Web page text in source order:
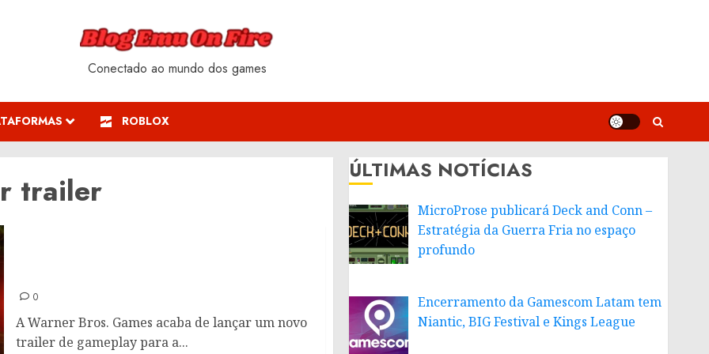
Conectado ao mundo dos games
ROBLOX
trailer
0
A Warner Bros. Games acaba de lançar um novo
trailer de gameplay para a...
ÚLTIMAS NOTÍCIAS
MicroProse publicará Deck and Conn –
Estratégia da Guerra Fria no espaço
profundo
Encerramento da Gamescom Latam tem
Niantic, BIG Festival e Kings League